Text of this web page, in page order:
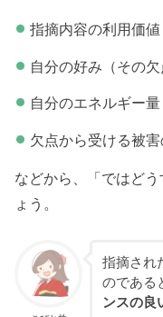
指摘内容の利用価値
自分の好み（その
自分のエネルギー量
欠点から受ける被害
などから、「ではど
ょう。
指摘され
のである
ンスの良